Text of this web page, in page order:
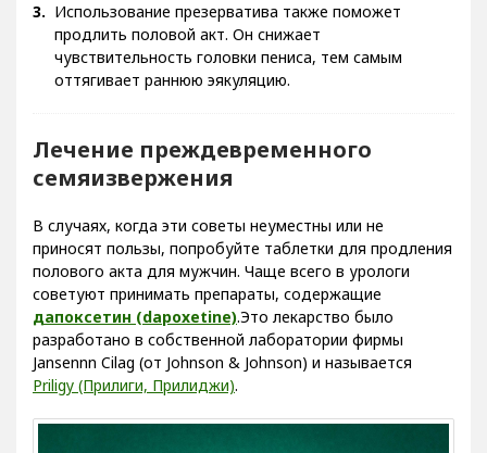
Использование презерватива также поможет
продлить половой акт. Он снижает
чувствительность головки пениса, тем самым
оттягивает раннюю эякуляцию.
Лечение преждевременного
семяизвержения
В случаях, когда эти советы неуместны или не
приносят пользы, попробуйте таблетки для продления
полового акта для мужчин. Чаще всего в урологи
советуют принимать препараты, содержащие
дапоксетин (dapoxetine).Это лекарство было
разработано в собственной лаборатории фирмы
Jansennn Cilag (от Johnson & Johnson) и называется
Priligy (Прилиги, Прилиджи).